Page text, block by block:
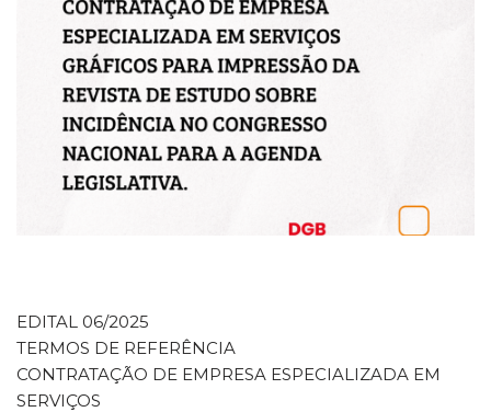
EDITAL 06/2025
TERMOS DE REFERÊNCIA
CONTRATAÇÃO DE EMPRESA ESPECIALIZADA EM
SERVIÇOS